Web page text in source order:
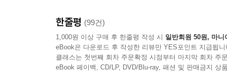
한줄평 (99건)
1,000원 이상 구매 후 한줄평 작성 시 일반회원 50원, 마니
eBook은 다운로드 후 작성한 리뷰만 YES포인트 지급됩니
클래스는 첫번째 회차 주문확정 시점부터 마지막 회차 주
eBook 페이백, CD/LP, DVD/Blu-ray, 패션 및 판매금지 상